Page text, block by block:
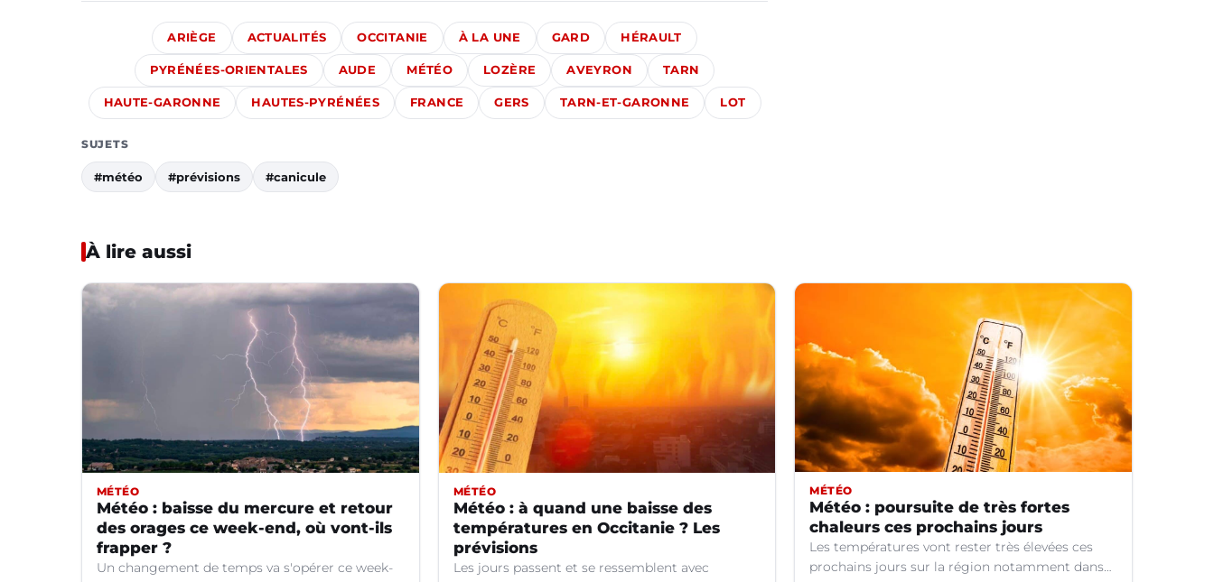
ARIÈGE ACTUALITÉS OCCITANIE À LA UNE GARD HÉRAULT
PYRÉNÉES-ORIENTALES AUDE MÉTÉO LOZÈRE AVEYRON TARN
HAUTE-GARONNE HAUTES-PYRÉNÉES FRANCE GERS TARN-ET-GARONNE LOT
SUJETS
#météo #prévisions #canicule
À lire aussi
MÉTÉO
Météo : baisse du mercure et retour
des orages ce week-end, où vont-ils
frapper ?
Un changement de temps va s'opérer ce week-
MÉTÉO
Météo : à quand une baisse des
températures en Occitanie ? Les
prévisions
Les jours passent et se ressemblent avec
MÉTÉO
Météo : poursuite de très fortes
chaleurs ces prochains jours
Les températures vont rester très élevées ces
prochains jours sur la région notamment dans